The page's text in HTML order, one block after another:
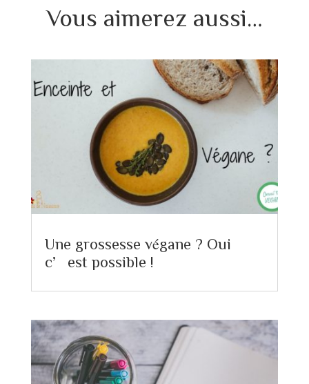
Vous aimerez aussi…
Une grossesse végane ? Oui
c’est possible !